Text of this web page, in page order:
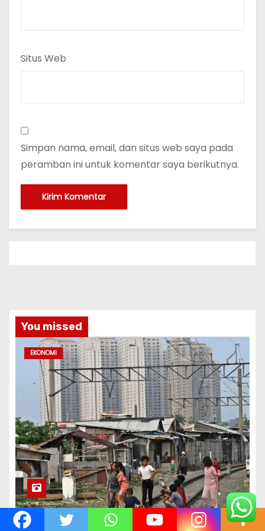
Situs Web
Simpan nama, email, dan situs web saya pada
peramban ini untuk komentar saya berikutnya.
You missed
EKONOMI
Dilema Ekonomi 2026: Kemiskinan Menyusut,